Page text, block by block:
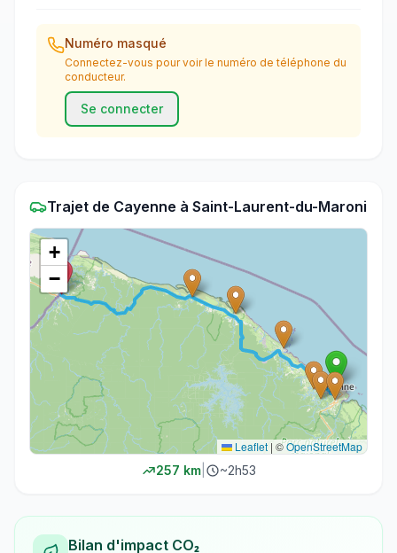
Numéro masqué
Connectez-vous pour voir le numéro de téléphone du
conducteur.
Se connecter
Trajet de Cayenne à Saint-Laurent-du-Maroni
+
−
Leaflet | ©OpenStreetMap
257 km| ~2h53
Bilan d'impact CO₂